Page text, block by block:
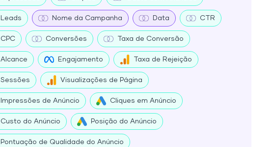
Leads Nome da Campanha Data CTR
CPC Conversões Taxa de Conversão
Alcance Engajamento Taxa de Rejeição
Sessões Visualizações de Página
Impressões de Anúncio Cliques em Anúncio
Custo do Anúncio Posição do Anúncio
Pontuação de Qualidade do Anúncio